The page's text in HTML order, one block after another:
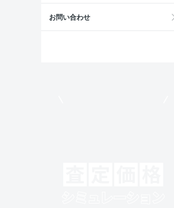
お問い合わせ